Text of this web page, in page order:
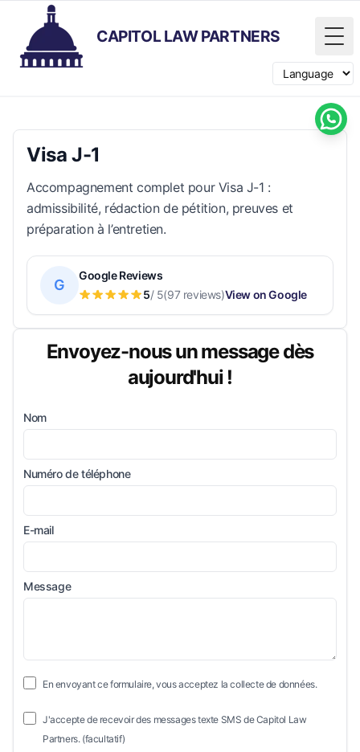
CAPITOL LAW PARTNERS
Switch
Visa J-1
Accompagnement complet pour Visa J-1 :
admissibilité, rédaction de pétition, preuves et
préparation à l’entretien.
G
Google Reviews
5/ 5(97 reviews)View on Google
Envoyez-nous un message dès
aujourd'hui !
Nom
Numéro de téléphone
E-mail
Message
En envoyant ce formulaire, vous acceptez la collecte de données.
J'accepte de recevoir des messages texte SMS de Capitol Law
Partners. (facultatif)